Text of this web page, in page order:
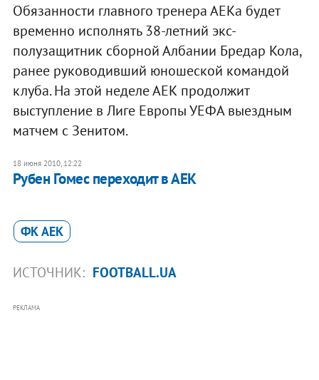
Обязанности главного тренера АЕКа будет
временно исполнять 38-летний экс-
полузащитник сборной Албании Бредар Кола,
ранее руководивший юношеской командой
клуба. На этой неделе АЕК продолжит
выступление в Лиге Европы УЕФА выездным
матчем с Зенитом.
18 июня 2010, 12:22
Рубен Гомес переходит в АЕК
ФК АЕК
ИСТОЧНИК: FOOTBALL.UA
РЕКЛАМА